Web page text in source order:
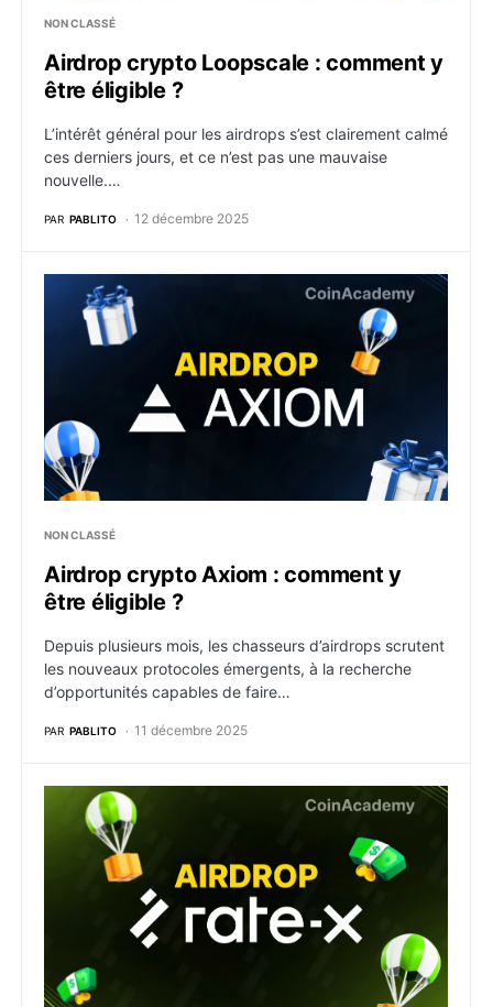
NON CLASSÉ
Airdrop crypto Loopscale : comment y
être éligible ?
L’intérêt général pour les airdrops s’est clairement calmé
ces derniers jours, et ce n’est pas une mauvaise
nouvelle.…
PAR PABLITO 12 décembre 2025
Airdrop crypto Axiom : comment y être éligible ?
NON CLASSÉ
Airdrop crypto Axiom : comment y
être éligible ?
Depuis plusieurs mois, les chasseurs d’airdrops scrutent
les nouveaux protocoles émergents, à la recherche
d’opportunités capables de faire…
PAR PABLITO 11 décembre 2025
Airdrop crypto RateX : comment y être éligible ?